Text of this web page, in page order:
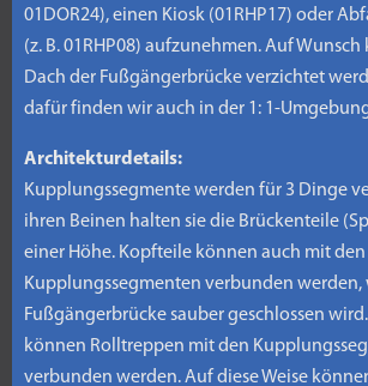
01DOR24), einen Kiosk (01RHP17) oder
(z. B. 01RHP08) aufzunehmen. Auf
Dach der Fußgängerbrücke verzichtet
dafür finden wir auch in der 1: 1-
Architekturdetails:
Kupplungssegmente werden für 3 Dinge
ihren Beinen halten sie die Brückenteile
einer Höhe. Kopfteile können auch mit den
Kupplungssegmenten verbunden
Fußgängerbrücke sauber geschlossen
können Rolltreppen mit den
verbunden werden. Auf diese Weise